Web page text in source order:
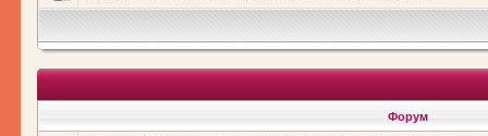
Форум